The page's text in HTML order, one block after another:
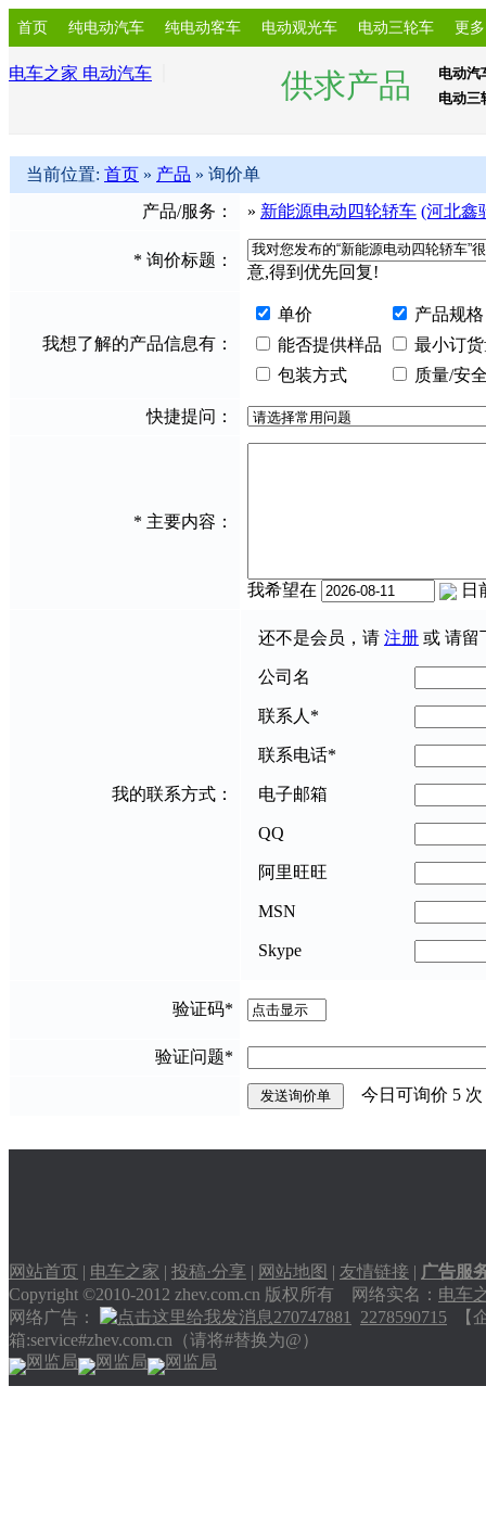
首页 纯电动汽车 纯电动客车 电动观光车 电动三轮车 更多
电车之家 电动汽车 供求产品
电动汽
电动三
当前位置: 首页 » 产品 » 询价单
产品/服务：
» 新能源电动四轮轿车 (河北鑫
* 询价标题：
意,得到优先回复!
我想了解的产品信息有：
单价
产品规格
能否提供样品
最小订
包装方式
质量/安
快捷提问：
* 主要内容：
我希望在 日
我的联系方式：
还不是会员，请 注册 或 请留
公司名
联系人 *
联系电话*
电子邮箱
QQ
阿里旺旺
MSN
Skype
验证码*
验证问题*
今日可询价 5
网站首页 | 电车之家 | 投稿·分享 | 网站地图 | 友情链接 | 广告服
Copyright ©2010-2012 zhev.com.cn 版权所有 网络实名： 电车
网络广告：
270747881 2278590715 【
箱:service#zhev.com.cn（请将#替换为@）